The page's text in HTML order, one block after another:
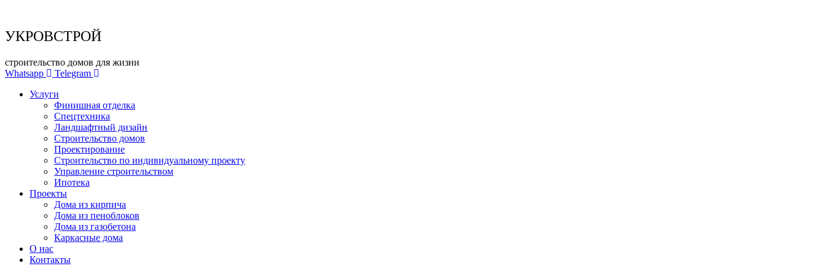
УКРОВСТРОЙ
строительство домов для жизни
Whatsapp
Telegram
Услуги
Финишная отделка
Спецтехника
Ландшафтный дизайн
Строительство домов
Проектирование
Строительство по индивидуальному проекту
Управление строительством
Ипотека
Проекты
Дома из кирпича
Дома из пеноблоков
Дома из газобетона
Каркасные дома
О нас
Контакты